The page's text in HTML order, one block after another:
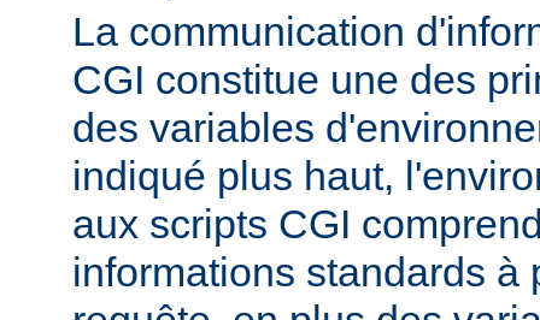
La communication
CGI constitue une des
des variables
indiqué plus haut,
aux scripts CGI
informations standards à